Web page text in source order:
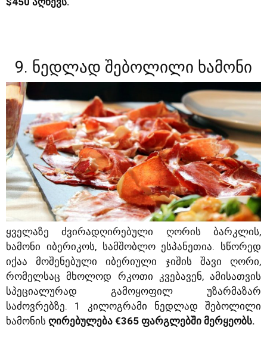
9. ნედლად შებოლილი ხამონი
ყველაზე ძვირადღირებული ღორის ბარკლის,
ხამონი იბერიკოს, სამშობლო ესპანეთია. სწორედ
იქაა მოშენებული იბერიული ჯიშის შავი ღორი,
რომელსაც მხოლოდ რკოთი კვებავენ, ამისათვის
სპეციალურად გამოყოფილ უზარმაზარ
საძოვრებზე. 1 კილოგრამი ნედლად შებოლილი
ხამონის ღირებულება €365 ფარგლებში მერყეობს.